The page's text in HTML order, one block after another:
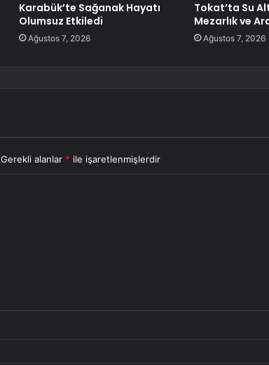
Karabük’te Sağanak Hayatı
Olumsuz Etkiledi
Ağustos 7, 2026
Tokat’ta Su
Mezarlık ve
Ağustos 7, 2026
Gerekli alanlar * ile işaretlenmişlerdir